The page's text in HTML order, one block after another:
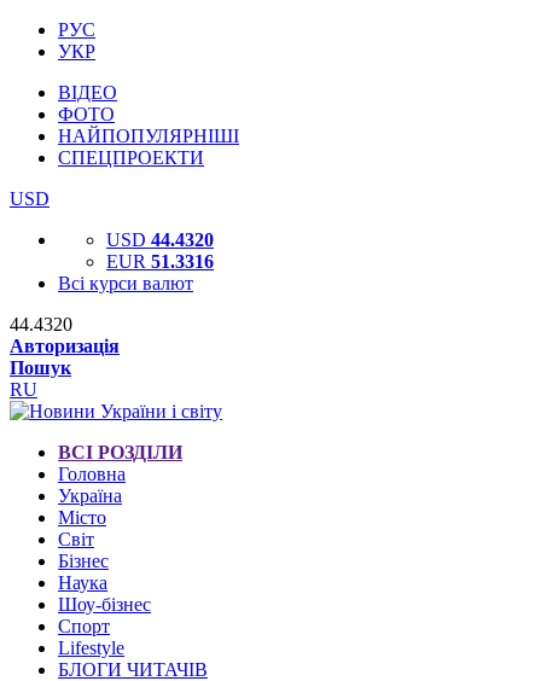
РУС
УКР
ВІДЕО
ФОТО
НАЙПОПУЛЯРНІШІ
СПЕЦПРОЕКТИ
USD
USD 44.4320
EUR 51.3316
Всі курси валют
44.4320
Авторизація
Пошук
RU
ВСІ РОЗДІЛИ
Головна
Україна
Місто
Світ
Бізнес
Наука
Шоу-бізнес
Спорт
Lifestyle
БЛОГИ ЧИТАЧІВ